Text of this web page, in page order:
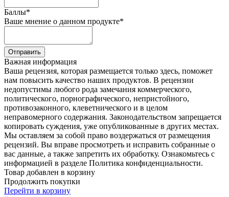
Баллы*
Ваше мнение о данном продукте*
Отправить
Важная информация
Ваша рецензия, которая размещается только здесь, поможет
нам повысить качество наших продуктов. В рецензии
недопустимы любого рода замечания коммерческого,
политического, порнографического, непристойного,
противозаконного, клеветнического и в целом
неправомерного содержания. Законодательством запрещается
копировать суждения, уже опубликованные в других местах.
Мы оставляем за собой право воздержаться от размещения
рецензий. Вы вправе просмотреть и исправить собранные о
вас данные, а также запретить их обработку. Ознакомьтесь с
информацией в разделе Политика конфиденциальности.
Товар добавлен в корзину
Продолжить покупки
Перейти в корзину